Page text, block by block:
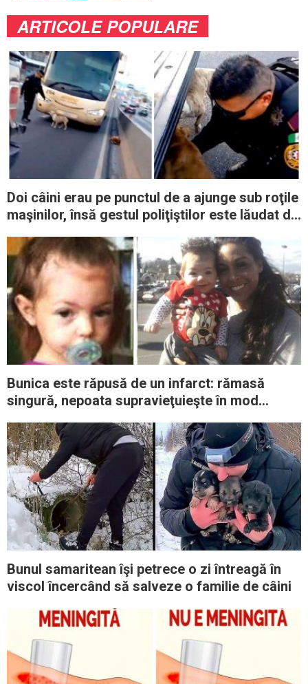
ARTICOLE POPULARE
Doi câini erau pe punctul de a ajunge sub roţile
maşinilor, însă gestul poliţiştilor este lăudat de
Bunica este răpusă de un infarct: rămasă
singură, nepoata supravieţuieşte în mod
Bunul samaritean îşi petrece o zi întreagă în
viscol încercând să salveze o familie de câini